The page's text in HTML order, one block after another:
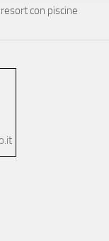
con piscine